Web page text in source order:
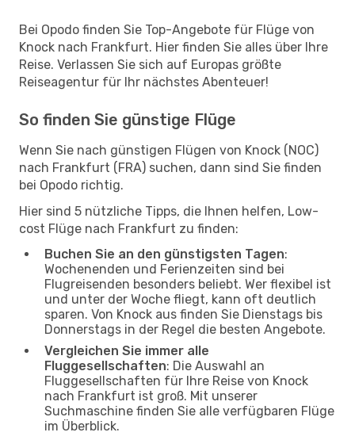
Bei Opodo finden Sie Top-Angebote für Flüge von
Knock nach Frankfurt. Hier finden Sie alles über Ihre
Reise. Verlassen Sie sich auf Europas größte
Reiseagentur für Ihr nächstes Abenteuer!
So finden Sie günstige Flüge
Wenn Sie nach günstigen Flügen von Knock (NOC)
nach Frankfurt (FRA) suchen, dann sind Sie finden
bei Opodo richtig.
Hier sind 5 nützliche Tipps, die Ihnen helfen, Low-
cost Flüge nach Frankfurt zu finden:
Buchen Sie an den günstigsten Tagen:
Wochenenden und Ferienzeiten sind bei
Flugreisenden besonders beliebt. Wer flexibel ist
und unter der Woche fliegt, kann oft deutlich
sparen. Von Knock aus finden Sie Dienstags bis
Donnerstags in der Regel die besten Angebote.
Vergleichen Sie immer alle
Fluggesellschaften: Die Auswahl an
Fluggesellschaften für Ihre Reise von Knock
nach Frankfurt ist groß. Mit unserer
Suchmaschine finden Sie alle verfügbaren Flüge
im Überblick.